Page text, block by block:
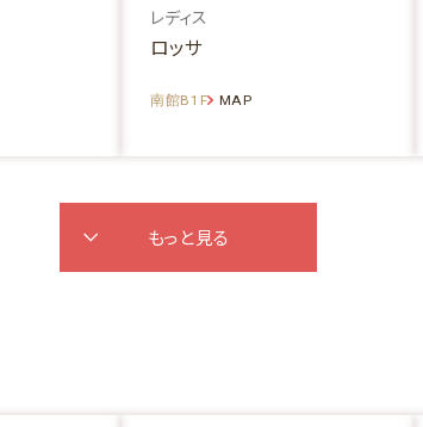
レディス
ロッサ
南館B1F MAP
もっと見る